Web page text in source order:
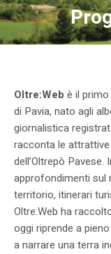
Oltre:Web è il
di Pavia, nato agli
giornalistica
racconta le
dell’Oltrepò
approfondimenti sul
territorio, itinerari
Oltre:Web ha
oggi riprende a
a narrare una terra